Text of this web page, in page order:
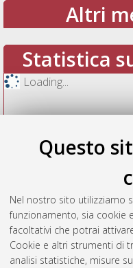
Questo
Nel nostro sito utilizziamo
funzionamento, sia cookie
facoltativi che potrai
Cookie e altri strumenti di
analisi statistiche, misure
Altri
Statistica
Loading...
Vedi